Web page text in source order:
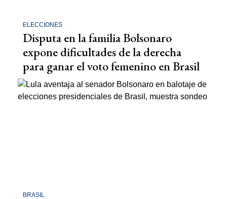
ELECCIONES
Disputa en la familia Bolsonaro
expone dificultades de la derecha
para ganar el voto femenino en Brasil
BRASIL